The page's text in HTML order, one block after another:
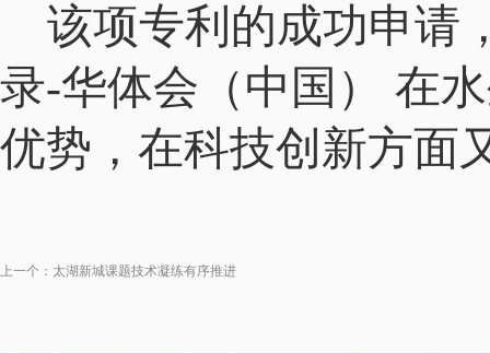
该项专利的成功申请
录-华体会（中国） 在
优势，在科技创新方面
上一个： 太湖新城课题技术凝练有序推进